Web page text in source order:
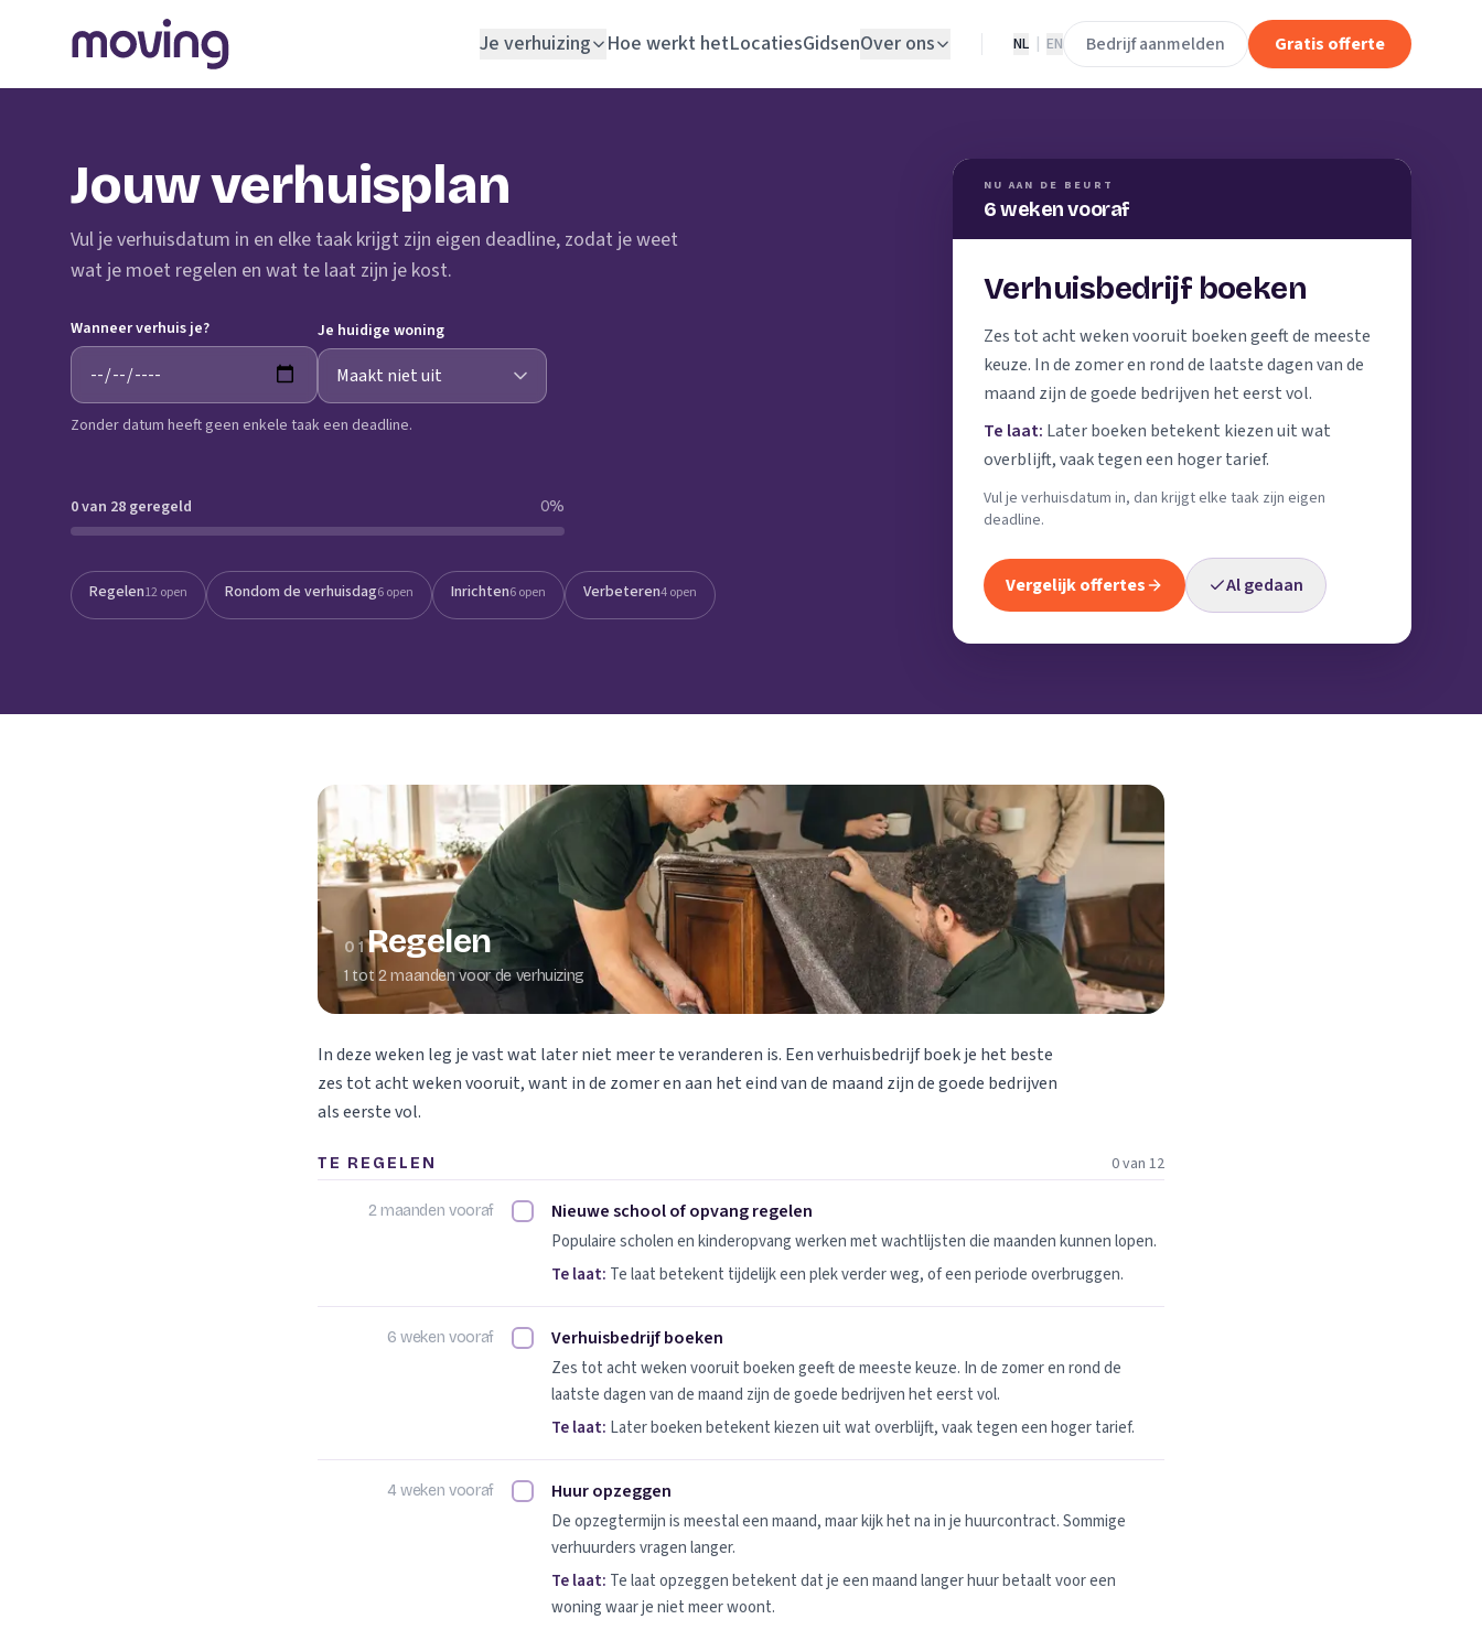
Je verhuizing
Opslagruimte
Schoonmaakbedrijf
Schildersbedrijf
Klusjesman
Loodgieter
Slotenmaker
Hoe werkt hetLocatiesGidsenOver ons NL EN Bedrijf aanmelden Gratis offerte
Jouw verhuisplan
Vul je verhuisdatum in en elke taak krijgt zijn eigen deadline, zodat je weet
wat je moet regelen en wat te laat zijn je kost.
Wanneer verhuis je? Je huidige woning
Zonder datum heeft geen enkele taak een deadline.
NU AAN DE BEURT
6 weken vooraf
Verhuisbedrijf boeken
Zes tot acht weken vooruit boeken geeft de meeste
keuze. In de zomer en rond de laatste dagen van de
maand zijn de goede bedrijven het eerst vol.
Te laat: Later boeken betekent kiezen uit wat
overblijft, vaak tegen een hoger tarief.
Vul je verhuisdatum in, dan krijgt elke taak zijn eigen
deadline.
Vergelijk offertes Al gedaan
0 van 28 geregeld 0%
Regelen12 open Rondom de verhuisdag6 open Inrichten6 open Verbeteren4 open
01Regelen
1 tot 2 maanden voor de verhuizing
In deze weken leg je vast wat later niet meer te veranderen is. Een verhuisbedrijf boek je het beste
zes tot acht weken vooruit, want in de zomer en aan het eind van de maand zijn de goede bedrijven
als eerste vol.
TE REGELEN 0 van 12
2 maanden vooraf Nieuwe school of opvang regelen afvinken
Nieuwe school of opvang regelen
Populaire scholen en kinderopvang werken met wachtlijsten die maanden kunnen lopen.
Te laat: Te laat betekent tijdelijk een plek verder weg, of een periode overbruggen.
6 weken vooraf Verhuisbedrijf boeken afvinken
Verhuisbedrijf boeken
Zes tot acht weken vooruit boeken geeft de meeste keuze. In de zomer en rond de
laatste dagen van de maand zijn de goede bedrijven het eerst vol.
Te laat: Later boeken betekent kiezen uit wat overblijft, vaak tegen een hoger tarief.
4 weken vooraf Huur opzeggen afvinken
Huur opzeggen
De opzegtermijn is meestal een maand, maar kijk het na in je huurcontract. Sommige
verhuurders vragen langer.
Te laat: Te laat opzeggen betekent dat je een maand langer huur betaalt voor een
woning waar je niet meer woont.